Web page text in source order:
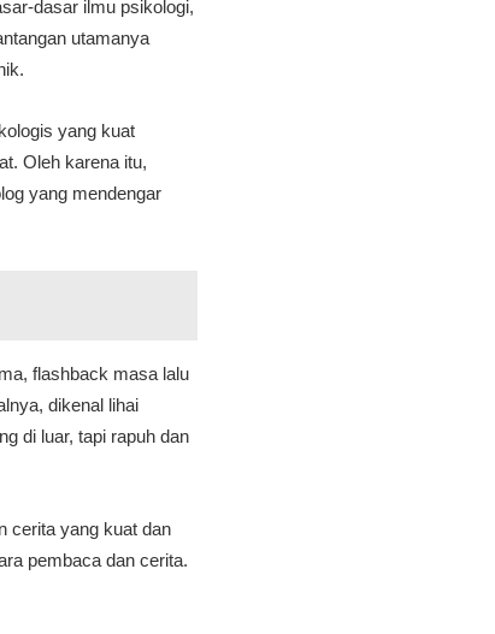
dasar ilmu psikologi,
utamanya
yang kuat
Oleh karena itu,
yang mendengar
flashback masa lalu
dikenal lihai
di luar, tapi rapuh dan
cerita yang kuat dan
pembaca dan cerita.